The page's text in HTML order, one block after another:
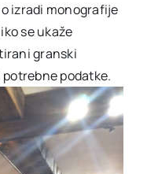
izradi monografije
se ukaže
granski
podatke.